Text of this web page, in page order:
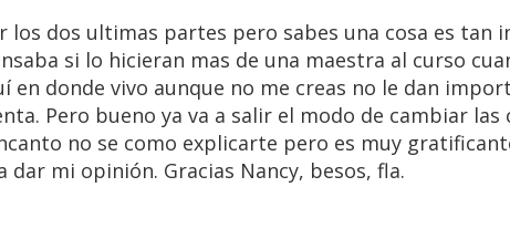
los dos ultimas partes pero sabes una cosa es tan
si lo hicieran mas de una maestra al curso
en donde vivo aunque no me creas no le dan
Pero bueno ya va a salir el modo de cambiar las
no se como explicarte pero es muy
mi opinión. Gracias Nancy, besos, fla.